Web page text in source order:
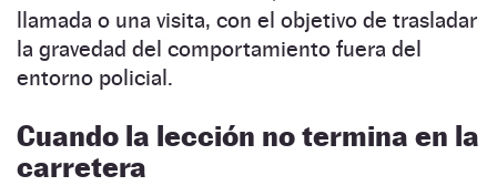
llamada o una visita, con el objetivo de trasladar
la gravedad del comportamiento fuera del
entorno policial.
Cuando la lección no termina en la
carretera